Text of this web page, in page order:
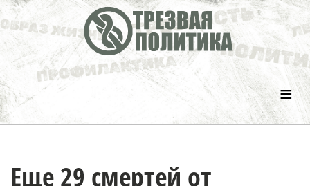
≡
Еще 29 смертей от